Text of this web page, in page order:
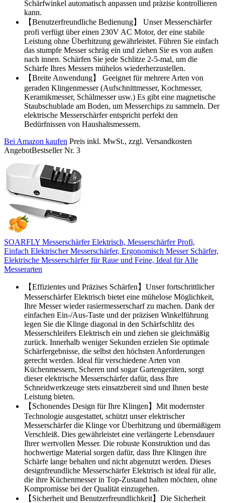
Schärfwinkel automatisch anpassen und präzise kontrollieren
kann.
【Benutzerfreundliche Bedienung】 Unser Messerschärfer
profi verfügt über einen 230V AC Motor, der eine stabile
Leistung ohne Überhitzung gewährleistet. Führen Sie einfach
das stumpfe Messer schräg ein und ziehen Sie es von außen
nach innen. Schärfen Sie jede Schlitze 2-5-mal, um die
Schärfe Ihres Messers mühelos wiederherzustellen.
【Breite Anwendung】 Geeignet für mehrere Arten von
geraden Klingenmesser (Aufschnittmesser, Kochmesser,
Keramikmesser, Schälmesser usw.) Es gibt eine magnetische
Staubschublade am Boden, um Messerchips zu sammeln. Der
elektrische Messerschärfer entspricht perfekt den
Bedürfnissen von Haushaltsmessern.
Bei Amazon kaufen Preis inkl. MwSt., zzgl. Versandkosten
AngebotBestseller Nr. 3
SOARFLY Messerschärfer Elektrisch, Messerschärfer Profi,
Einfach Elektrischer Messerschärfer, Ergonomisch Messer Schärfer,
Elektrische Messerschärfer für Raue und Feine, Ideal für Alle
Messerarten
【Effizientes und Präzises Schärfen】Unser fortschrittlicher
Messerschärfer Elektrisch bietet eine mühelose Möglichkeit,
Ihre Messer wieder rasiermesserscharf zu machen. Dank der
einfachen Ein-/Aus-Taste und der präzisen Winkelführung
legen Sie die Klinge diagonal in den Schärfschlitz des
Messerschleifers Elektrisch ein und ziehen sie gleichmäßig
zurück. Innerhalb weniger Sekunden erzielen Sie optimale
Schärfergebnisse, die selbst den höchsten Anforderungen
gerecht werden. Ideal für verschiedene Arten von
Küchenmessern, Scheren und sogar Gartengeräten, sorgt
dieser elektrische Messerschärfer dafür, dass Ihre
Schneidwerkzeuge stets einsatzbereit sind und Ihnen beste
Leistung bieten.
【Schonendes Design für Ihre Klingen】Mit modernster
Technologie ausgestattet, schützt unser elektrischer
Messerschärfer die Klinge vor Überhitzung und übermäßigem
Verschleiß. Dies gewährleistet eine verlängerte Lebensdauer
Ihrer wertvollen Messer. Die robuste Konstruktion und das
hochwertige Material sorgen dafür, dass Ihre Klingen ihre
Schärfe lange behalten und nicht abgenutzt werden. Dieses
designfreundliche Messerschärfer Elektrisch ist ideal für alle,
die ihre Küchenmesser in Top-Zustand halten möchten, ohne
Kompromisse bei der Qualität einzugehen.
【Sicherheit und Benutzerfreundlichkeit】Die Sicherheit